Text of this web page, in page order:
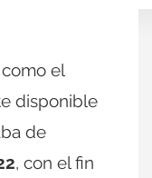
el
disponible
de
, con el fin